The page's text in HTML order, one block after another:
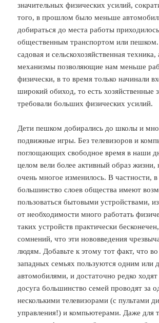
значительных физических усилий,
того, в прошлом было меньше
добираться до места работы приходилось
общественным транспортом или
садовая и сельскохозяйственная
механизмы позволяющие нам меньше
физически, в то время только начинали
широкий обиход, то есть хозяйственные
требовали больших физических усилий.
Дети пешком добирались до школы и
подвижные игры. Без телевизоров и
поглощающих свободное время в наши
целом вели более активный образ жизни,
очень многое изменилось. В частности,
большинство слоев общества имеют
пользоваться бытовыми устройствами,
от необходимости много работать
таких устройств практически
сомнений, что эти нововведения
людям. Добавьте к этому тот факт, что
западных семьях пользуются одним или
автомобилями, и достаточно редко
досуга большинство семей проводят за
несколькими телевизорами (с пультами
управления!) и компьютерами. Даже для